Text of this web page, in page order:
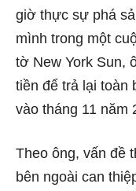
giờ thực sự phá
mình trong một
tờ New York Sun,
tiền để trả lại toàn
vào tháng 11 năm
Theo ông, vấn đề
bên ngoài can